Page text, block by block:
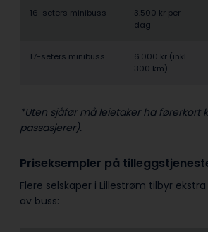
16-seters minibuss
3.500 kr per
dag
17-seters minibuss
6.000 kr (inkl.
300 km)
*Uten sjåfør må leietaker ha førerkort
passasjerer).
Priseksempler på
Flere selskaper i Lillestrøm tilbyr
av buss: